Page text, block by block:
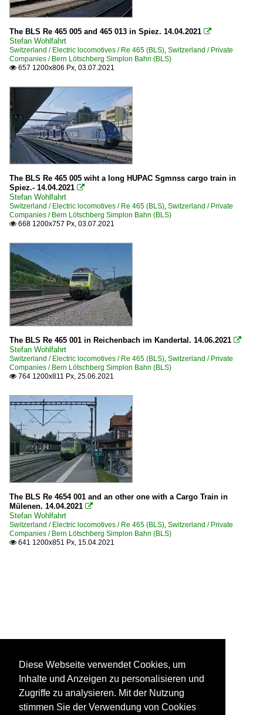
The BLS Re 465 005 and 465 013 in Spiez. 14.04.2021 
Stefan Wohlfahrt
Switzerland / Electric locomotives / Re 465 (BLS), Switzerland / Private
Companies / Bern Lötschberg Simplon Bahn (BLS)
 657 1200x806 Px, 03.07.2021
The BLS Re 465 005 wiht a long HUPAC Sgmnss cargo train in
Spiez.- 14.04.2021 
Stefan Wohlfahrt
Switzerland / Electric locomotives / Re 465 (BLS), Switzerland / Private
Companies / Bern Lötschberg Simplon Bahn (BLS)
 668 1200x757 Px, 03.07.2021
The BLS Re 465 001 in Reichenbach im Kandertal. 14.06.2021 
Stefan Wohlfahrt
Switzerland / Electric locomotives / Re 465 (BLS), Switzerland / Private
Companies / Bern Lötschberg Simplon Bahn (BLS)
 764 1200x811 Px, 25.06.2021
The BLS Re 4654 001 and an other one with a Cargo Train in
Mülenen. 14.04.2021 
Stefan Wohlfahrt
Switzerland / Electric locomotives / Re 465 (BLS), Switzerland / Private
Companies / Bern Lötschberg Simplon Bahn (BLS)
 641 1200x851 Px, 15.04.2021
Diese Webseite verwendet Cookies, um
Inhalte und Anzeigen zu personalisieren und
Zugriffe zu analysieren. Mit der Nutzung
stimmen Sie der Verwendung von Cookies